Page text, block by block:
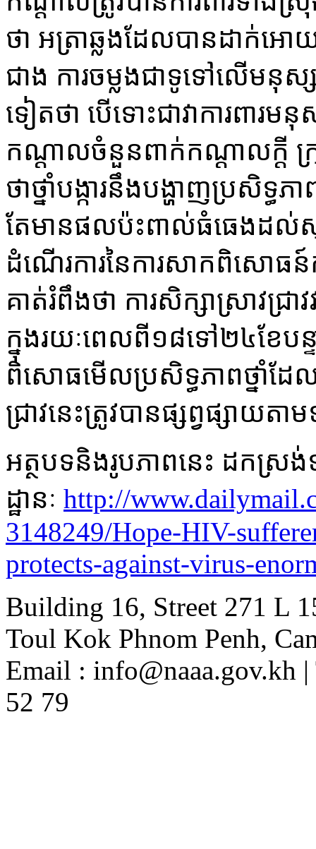
ថា ​អត្រា​ឆ្លង​ដែល​បាន​ដាក់​អោ
ជាង​ ការ​ចម្លង​ជា​ទូ​ទៅ​លើ​មនុ
ទៀត​ថា ​បើ​ទោះ​ជា​វា​ការ​ពារ​ម
កណ្តាល​ចំនួន​ពាក់​កណ្តាល​ក្តី
ថា​ថ្នាំ​បង្ការ​នឹង​បង្ហាញ​ប្រសិទ្
តែ​មាន​ផល​ប៉ះ​ពាល់​ធំ​ធេង​ដល់​
ដំណើរ​ការ​នៃ​ការ​សាក​ពិសោ​ធ
គាត់​រំពឹង​ថា ​ការ​សិក្សា​ស្រាវ​ជ្
ក្នុង​រយៈ​ពេល​ពី១​៨ទៅ​២៤​ខែ​បន្ទ
ពិសោធ​មើល​ប្រសិទ្ធ​ភាព​ថ្នាំ​ដែ
ជ្រាវ​នេះ​ត្រូវ​បាន​ផ្សព្វ​ផ្សាយ​ត
អត្ថបទនិងរូបភាពនេះ ដកស្
ដ្ឋានៈ http://
3148249/Hope-HIV-
protects-against-virus-
Building 16, Street 271 L
Toul Kok Phnom Penh,
Email : info@naaa.gov.kh
52 79